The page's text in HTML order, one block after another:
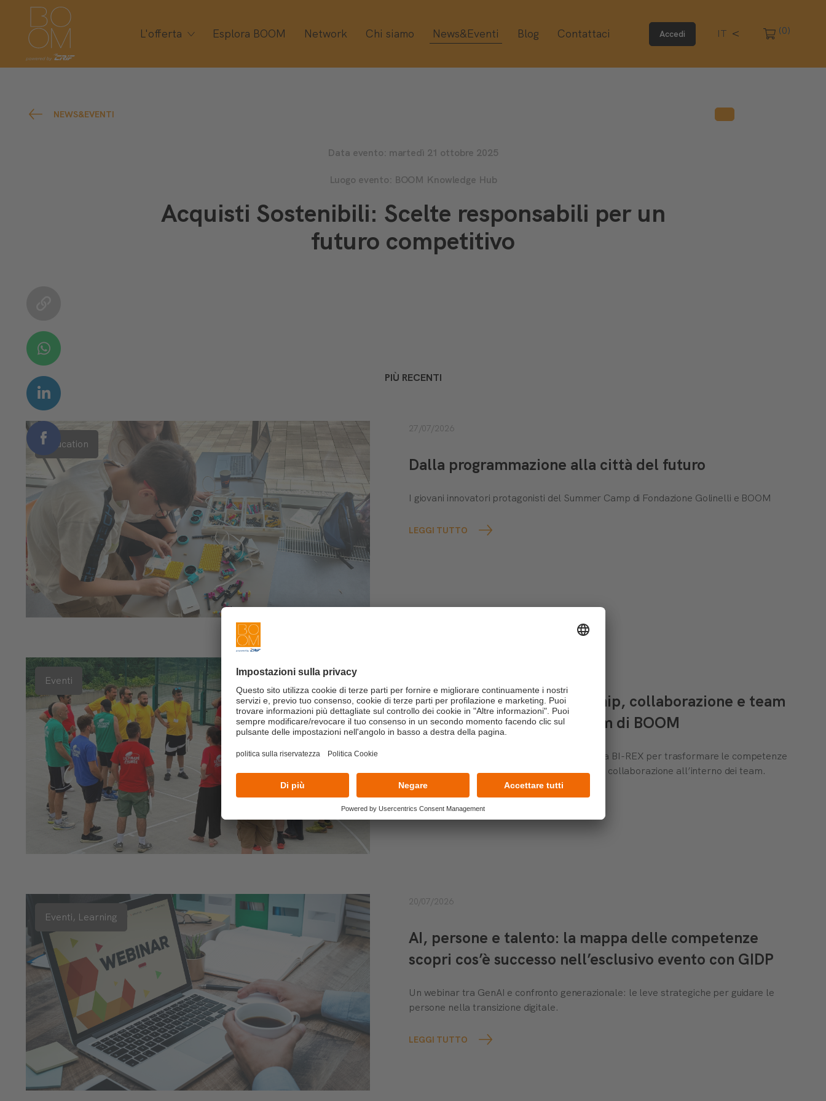
L'offerta Esplora BOOM Network Chi siamo News&Eventi Blog Contattaci Accedi IT (0)
NEWS&EVENTI
Data evento: martedì 21 ottobre 2025
Luogo evento: BOOM Knowledge Hub
Acquisti Sostenibili: Scelte responsabili per un
futuro competitivo
PIÙ RECENTI
Education
27/07/2026
Dalla programmazione alla città del futuro
I giovani innovatori protagonisti del Summer Camp di Fondazione Golinelli e BOOM
LEGGI TUTTO
Eventi
Dall’aula al campo: leadership, collaborazione e team
building con il Team Program di BOOM
Un’esperienza immersiva realizzata insieme a BI-REX per trasformare le competenze
manageriali in azioni concrete e rafforzare la collaborazione all’interno dei team.
Eventi, Learning
20/07/2026
AI, persone e talento: la mappa delle competenze
scopri cos’è successo nell’esclusivo evento con GIDP
Un webinar tra GenAI e confronto generazionale: le leve strategiche per guidare le
persone nella transizione digitale.
LEGGI TUTTO